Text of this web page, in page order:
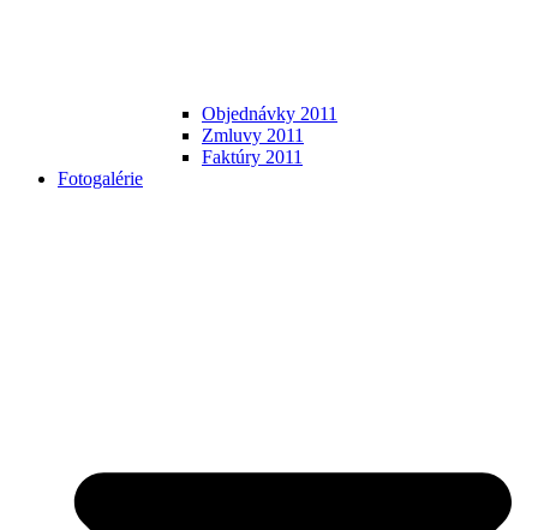
Objednávky 2011
Zmluvy 2011
Faktúry 2011
Fotogalérie